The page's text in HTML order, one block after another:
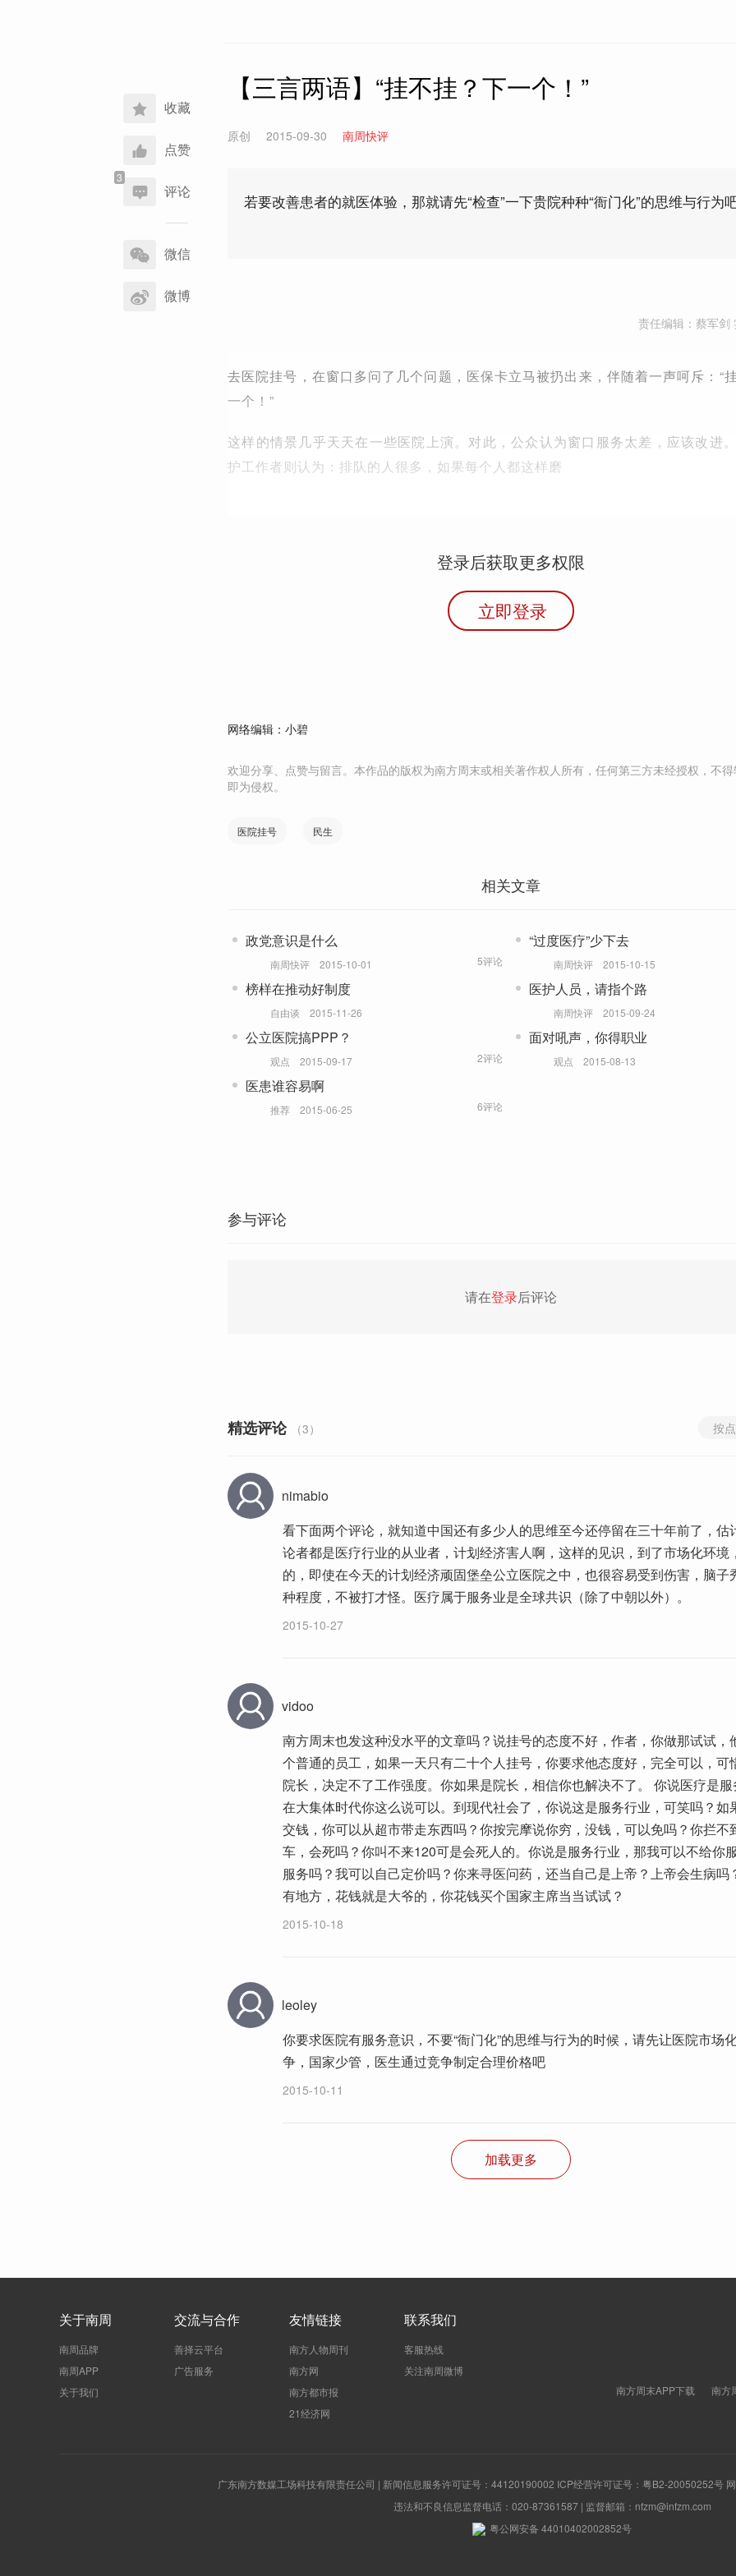
收藏
点赞
评论
享
到
微信
微博
【三言两语】“挂不挂？下一个！”
原创 2015-09-30 南周快评
若要改善患者的就医体验，那就请先“检查”一下贵院种种“衙门化”的思维与行为
责任编辑：蔡军剑
去医院挂号，在窗口多问了几个问题，医保卡立马被扔出来，伴随着一声呵斥：“
一个！”
这样的情景几乎天天在一些医院上演。对此，公众认为窗口服务太差，应该改进
护工作者则认为：排队的人很多，如果每个人都这样磨
登录后获取更多权限
立即登录
网络编辑：小碧
欢迎分享、点赞与留言。本作品的版权为南方周末或相关著作权人所有，任何第三方未经授权，不
即为侵权。
医院挂号 民生
相关文章
政党意识是什么
南周快评 2015-10-01 5评论
“过度医疗”少下去
南周快评 2015-10-15
榜样在推动好制度
自由谈 2015-11-26
医护人员，请指个路
南周快评 2015-09-24
公立医院搞PPP？
观点 2015-09-17 2评论
面对吼声，你得职业
观点 2015-08-13
医患谁容易啊
推荐 2015-06-25 6评论
参与评论
请在登录后评论
精选评论 （3） 按
nimabio
看下面两个评论，就知道中国还有多少人的思维至今还停留在三十年前了，估
论者都是医疗行业的从业者，计划经济害人啊，这样的见识，到了市场化环境
的，即使在今天的计划经济顽固堡垒公立医院之中，也很容易受到伤害，脑子
种程度，不被打才怪。医疗属于服务业是全球共识（除了中朝以外）。
2015-10-27
vidoo
南方周末也发这种没水平的文章吗？说挂号的态度不好，作者，你做那试试，
个普通的员工，如果一天只有二十个人挂号，你要求他态度好，完全可以，可
院长，决定不了工作强度。你如果是院长，相信你也解决不了。 你说医疗是
在大集体时代你这么说可以。到现代社会了，你说这是服务行业，可笑吗？如
交钱，你可以从超市带走东西吗？你按完摩说你穷，没钱，可以免吗？你拦不
车，会死吗？你叫不来120可是会死人的。你说是服务行业，那我可以不给你
服务吗？我可以自己定价吗？你来寻医问药，还当自己是上帝？上帝会生病吗
有地方，花钱就是大爷的，你花钱买个国家主席当当试试？
2015-10-18
leoley
你要求医院有服务意识，不要“衙门化”的思维与行为的时候，请先让医院市场
争，国家少管，医生通过竞争制定合理价格吧
2015-10-11
加载更多
关于南周
南周品牌
南周APP
关于我们
交流与合作
善择云平台
广告服务
友情链接
南方人物周刊
南方网
南方都市报
21经济网
联系我们
客服热线
关注南周微博
南方周末APP下载
南方
广东南方数媒工场科技有限责任公司 | 新闻信息服务许可证号：44120190002 ICP经营许可证号：粤B2-20050252号
违法和不良信息监督电话：020-87361587 | 监督邮箱：nfzm@infzm.com
粤公网安备 44010402002852号